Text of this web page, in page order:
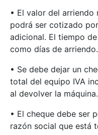
• El valor del arriendo
podrá ser cotizado
adicional. El tiempo
como días de arriendo.
• Se debe dejar un
total del equipo IVA
al devolver la máquina.
• El cheque debe ser
razón social que está